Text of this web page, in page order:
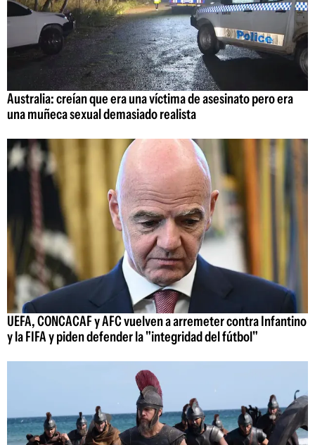
Australia: creían que era una víctima de asesinato pero era
una muñeca sexual demasiado realista
UEFA, CONCACAF y AFC vuelven a arremeter contra Infantino
y la FIFA y piden defender la "integridad del fútbol"